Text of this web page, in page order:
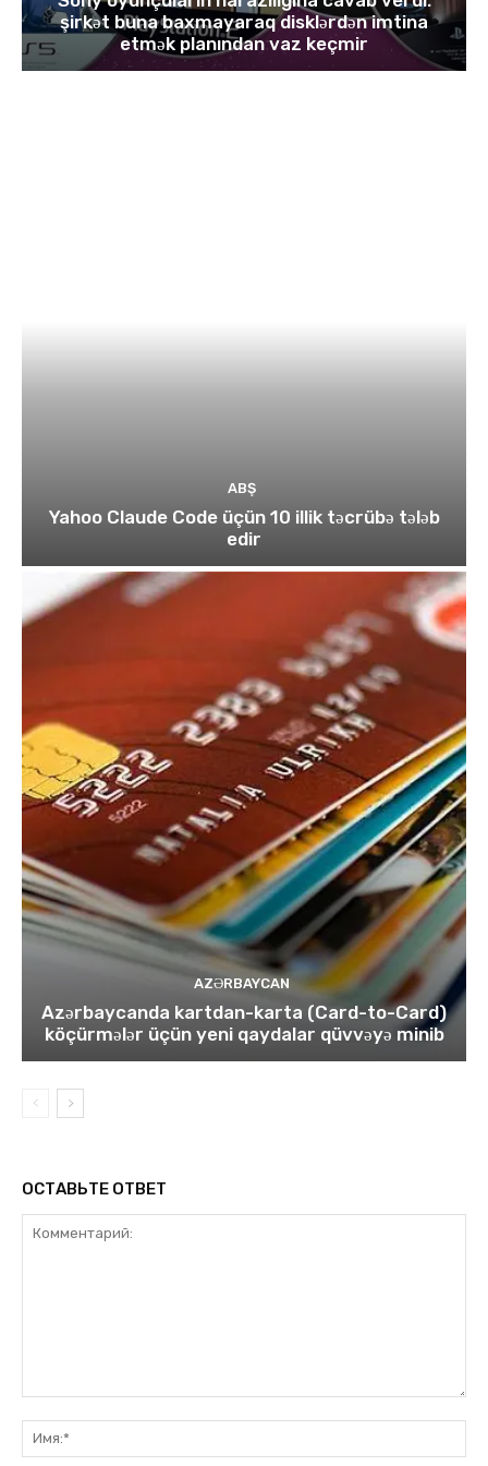
şirkət buna baxmayaraq disklərdən imtina
etmək planından vaz keçmir
ABŞ
Yahoo Claude Code üçün 10 illik təcrübə tələb
edir
AZƏRBAYCAN
Azərbaycanda kartdan-karta (Card-to-Card)
köçürmələr üçün yeni qaydalar qüvvəyə minib
ОСТАВЬТЕ ОТВЕТ